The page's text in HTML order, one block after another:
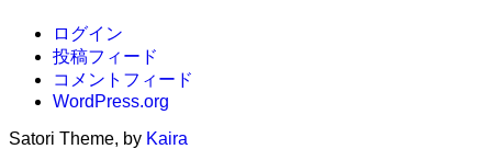
ログイン
投稿フィード
コメントフィード
WordPress.org
Satori Theme, by Kaira